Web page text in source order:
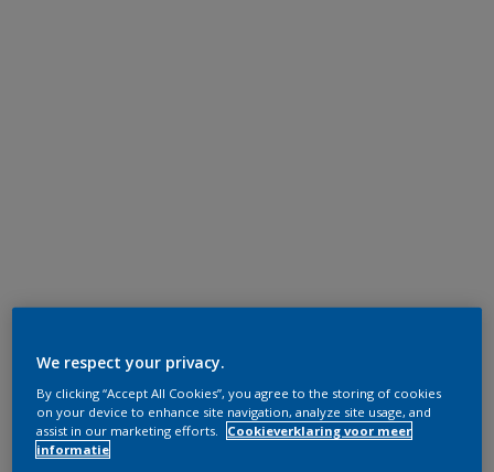
We respect your privacy.
By clicking “Accept All Cookies”, you agree to the storing of cookies
on your device to enhance site navigation, analyze site usage, and
assist in our marketing efforts.
Cookieverklaring voor meer
informatie